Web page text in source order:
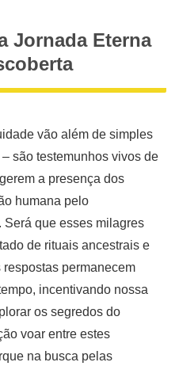
Jornada Eterna
vão além de simples
são testemunhos vivos de
a presença dos
humana pelo
que esses milagres
de rituais ancestrais e
permanecem
incentivando nossa
os segredos do
voar entre estes
na busca pelas